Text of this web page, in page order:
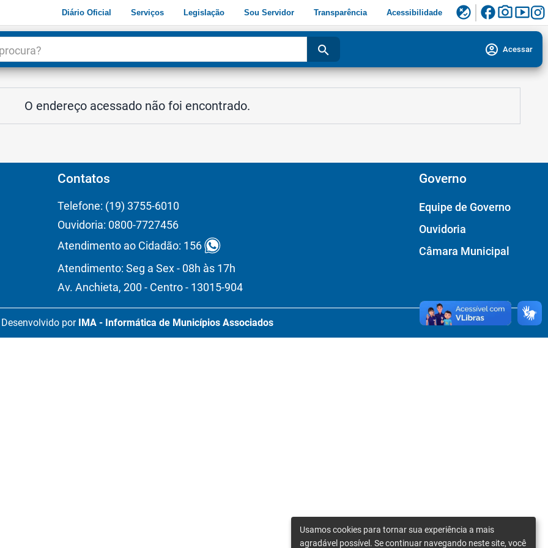
Diário Oficial Serviços Legislação Sou Servidor Transparência Acessibilidade flaky facebookphoto_camerasmart_display
search account_circle Acessar
O endereço acessado não foi encontrado.
Contatos
Telefone: (19) 3755-6010
Ouvidoria: 0800-7727456
Atendimento ao Cidadão: 156
Atendimento: Seg a Sex - 08h às 17h
Av. Anchieta, 200 - Centro - 13015-904
Governo
Equipe de Governo
Ouvidoria
Câmara Municipal
Desenvolvido por IMA - Informática de Municípios Associados
Usamos cookies para tornar sua experiência a mais
agradável possível. Se continuar navegando neste site, você